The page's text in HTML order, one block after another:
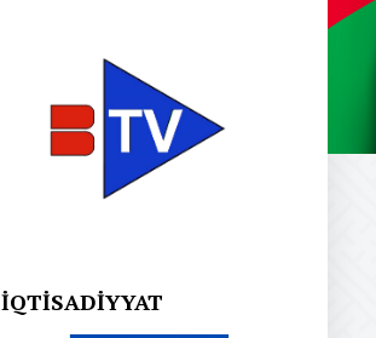
İQTISADIYYAT